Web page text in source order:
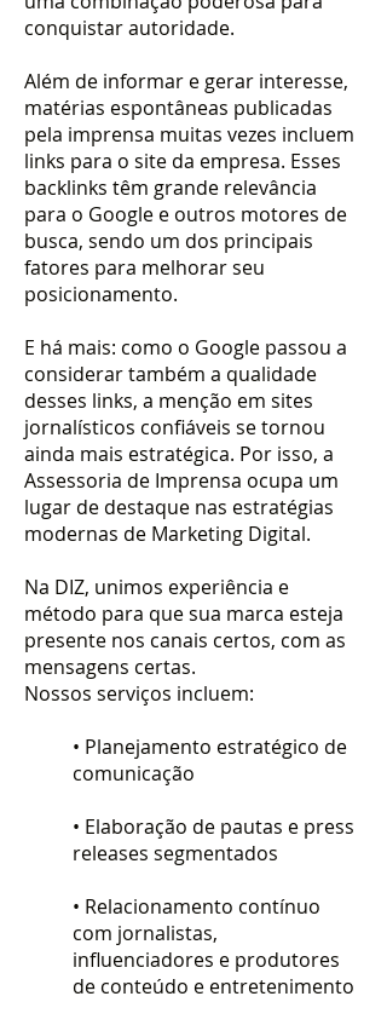
conquistar autoridade.
Além de informar e gerar interesse,
matérias espontâneas publicadas
pela imprensa muitas vezes incluem
links para o site da empresa. Esses
backlinks têm grande relevância
para o Google e outros motores de
busca, sendo um dos principais
fatores para melhorar seu
posicionamento.
E há mais: como o Google passou a
considerar também a qualidade
desses links, a menção em sites
jornalísticos confiáveis se tornou
ainda mais estratégica. Por isso, a
Assessoria de Imprensa ocupa um
lugar de destaque nas estratégias
modernas de Marketing Digital.
Na DIZ, unimos experiência e
método para que sua marca esteja
presente nos canais certos, com as
mensagens certas.
Nossos serviços incluem:
• Planejamento estratégico de
comunicação
• Elaboração de pautas e press
releases segmentados
• Relacionamento contínuo
com jornalistas,
influenciadores e produtores
de conteúdo e entretenimento